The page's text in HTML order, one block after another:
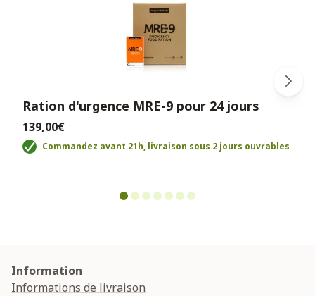
Ration d'urgence MRE-9 pour 24 jours
139,00€
Commandez avant 21h, livraison sous 2 jours ouvrables
Information
Informations de livraison